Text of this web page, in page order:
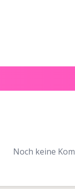
Noch keine